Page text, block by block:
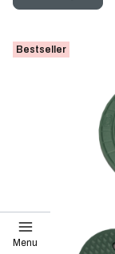
Bestseller
Menu